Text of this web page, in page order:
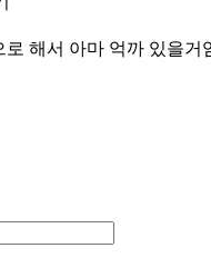
해서 아마 억까 있을거